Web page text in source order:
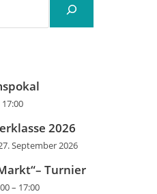
17:00
2026
September 2026
Turnier
– 17:00